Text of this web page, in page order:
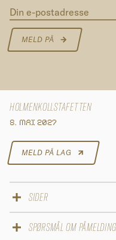
Din e-postadresse
MELD PÅ
HOLMENKOLLSTAFETTEN
8. MAI 2027
SIDER
Påmelding 2027
Løypekart
MELD PÅ LAG
SPØRSMÅL OM